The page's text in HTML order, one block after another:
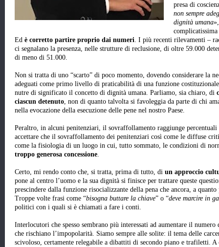
presa di
non sempre
dignità umana
Ed è corretto partire proprio dai numeri. I più recenti rilevamenti –
ci segnalano la presenza, nelle strutture di reclusione, di oltre 59.000
di meno di 51.000.
Non si tratta di uno “scarto” di poco momento, dovendo considerare la
adeguati come primo livello di praticabilità di una funzione
nutre di significato il concetto di dignità umana. Parliamo, sia chiaro, di
ciascun detenuto, non di quanto talvolta si favoleggia da parte di chi
nella evocazione della esecuzione delle pene nel nostro Paese.
Peraltro, in alcuni penitenziari, il sovraffollamento raggiunge percentuali
accettare che il sovraffollamento dei penitenziari così come le diffuse
come la fisiologia di un luogo in cui, tutto sommato, le condizioni di
troppo generosa concessione.
Certo, mi rendo conto che, si tratta, prima di tutto, di un approccio
pone al centro l’uomo e la sua dignità si finisce per trattare queste
prescindere dalla funzione risocializzante della pena che ancora, a
Troppe volte frasi come “bisogna buttare la chiave” o “deve marcire in
politici con i quali si è chiamati a fare i conti.
Interlocutori che spesso sembrano più interessati ad aumentare il numero
che rischiano l’impopolarità. Siamo sempre alle solite: il tema delle
scivoloso, certamente relegabile a dibattiti di secondo piano e trafiletti.